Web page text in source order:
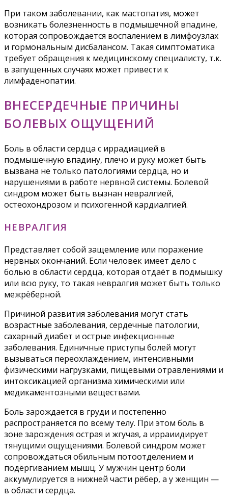
При таком заболевании, как мастопатия, может
возникать болезненность в подмышечной впадине,
которая сопровождается воспалением в лимфоузлах
и гормональным дисбалансом. Такая симптоматика
требует обращения к медицинскому специалисту, т.к.
в запущенных случаях может привести к
лимфаденопатии.
ВНЕСЕРДЕЧНЫЕ ПРИЧИНЫ
БОЛЕВЫХ ОЩУЩЕНИЙ
Боль в области сердца с иррадиацией в
подмышечную впадину, плечо и руку может быть
вызвана не только патологиями сердца, но и
нарушениями в работе нервной системы. Болевой
синдром может быть вызнан невралгией,
остеохондрозом и психогенной кардиалгией.
НЕВРАЛГИЯ
Представляет собой защемление или поражение
нервных окончаний. Если человек имеет дело с
болью в области сердца, которая отдаёт в подмышку
или всю руку, то такая невралгия может быть только
межрёберной.
Причиной развития заболевания могут стать
возрастные заболевания, сердечные патологии,
сахарный диабет и острые инфекционные
заболевания. Единичные приступы болей могут
вызываться переохлаждением, интенсивными
физическими нагрузками, пищевыми отравлениями и
интоксикацией организма химическими или
медикаментозными веществами.
Боль зарождается в груди и постепенно
распространяется по всему телу. При этом боль в
зоне зарождения острая и жгучая, а ирраиидирует
тянущими ощущениями. Болевой синдром может
сопровождаться обильным потоотделением и
подёргиванием мышц. У мужчин центр боли
аккумулируется в нижней части рёбер, а у женщин —
в области сердца.